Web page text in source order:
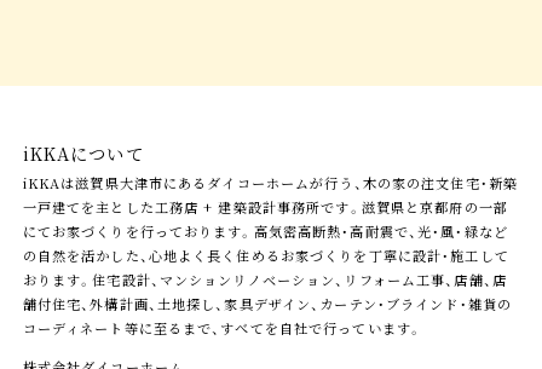
iKKAについて
iKKAは滋賀県大津市にあるダイコーホームが行う、木の家の注文住宅・新築
一戸建てを主とした工務店 + 建築設計事務所です。滋賀県と京都府の一部
にてお家づくりを行っております。高気密高断熱・高耐震で、光・風・緑など
の自然を活かした、心地よく長く住めるお家づくりを丁寧に設計・施工して
おります。住宅設計、マンションリノベーション、リフォーム工事、店舗、店
舗付住宅、外構計画、土地探し、家具デザイン、カーテン・ブラインド・雑貨の
コーディネート等に至るまで、すべてを自社で行っています。